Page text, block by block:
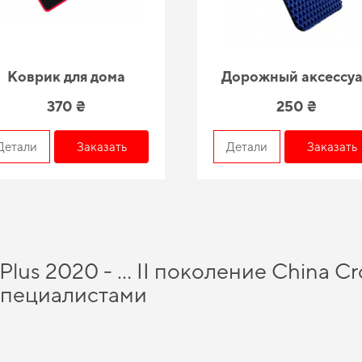
Коврик для дома
370 ₴
Заказать
Дорожный
250 ₴
Детали Заказать
2020 - … II поколение China
вам максимальный комфорт от использования